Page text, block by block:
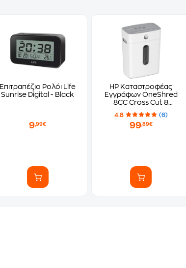
Επιτραπέζιο Ρολόι Life
Sunrise Digital - Black
9,99€
HP Καταστροφέας
Εγγράφων OneShred
8CC Cross Cut 8
Φύλλων με Κάδο 15lt
4.8 (6)
99,89€